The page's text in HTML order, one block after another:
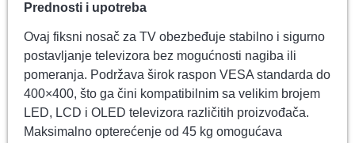
Prednosti i upotreba
Ovaj fiksni nosač za TV obezbeđuje stabilno i sigurno
postavljanje televizora bez mogućnosti nagiba ili
pomeranja. Podržava širok raspon VESA standarda do
400×400, što ga čini kompatibilnim sa velikim brojem
LED, LCD i OLED televizora različitih proizvođača.
Maksimalno opterećenje od 45 kg omogućava